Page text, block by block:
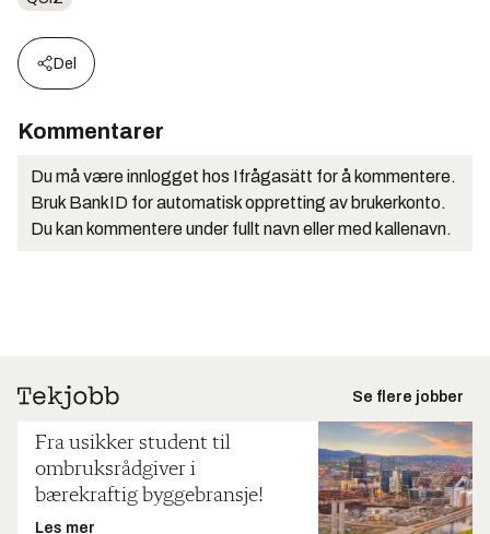
Del
Kommentarer
Du må være innlogget hos Ifrågasätt for å kommentere.
Bruk BankID for automatisk oppretting av brukerkonto.
Du kan kommentere under fullt navn eller med kallenavn.
Se flere jobber
Fra usikker student til
ombruksrådgiver i
bærekraftig byggebransje!
Les mer